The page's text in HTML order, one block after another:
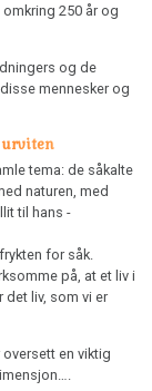
250 år og
og de
mennesker og
tema: de såkalte
naturen, med
til hans -
for såk.
på, at et liv i
det liv, som vi er
en viktig